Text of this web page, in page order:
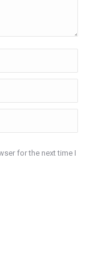
for the next time I